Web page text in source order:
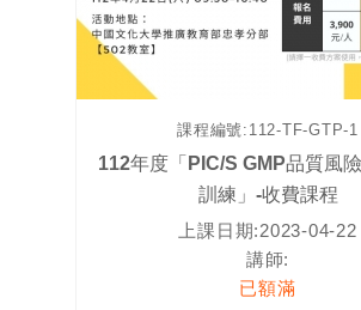
課程編號: 112-TF-GTP-1
112年度「PIC/S GMP品質風
訓練」-收費課程
上課日期:2023-04-22
講師:
已額滿